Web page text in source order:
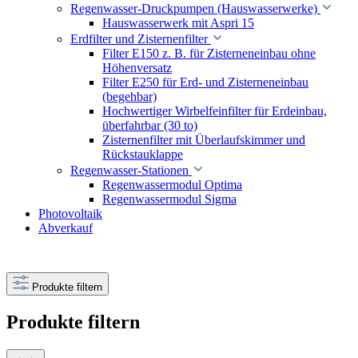
Regenwasser-Druckpumpen (Hauswasserwerke)
Hauswasserwerk mit Aspri 15
Erdfilter und Zisternenfilter
Filter E150 z. B. für Zisterneneinbau ohne
Höhenversatz
Filter E250 für Erd- und Zisterneneinbau
(begehbar)
Hochwertiger Wirbelfeinfilter für Erdeinbau,
überfahrbar (30 to)
Zisternenfilter mit Überlaufskimmer und
Rückstauklappe
Regenwasser-Stationen
Regenwassermodul Optima
Regenwassermodul Sigma
Photovoltaik
Abverkauf
Produkte filtern
Produkte filtern